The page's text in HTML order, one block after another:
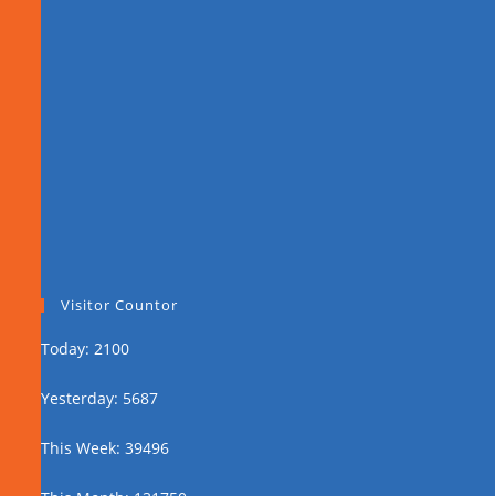
Visitor Countor
Today: 2100
Yesterday: 5687
This Week: 39496